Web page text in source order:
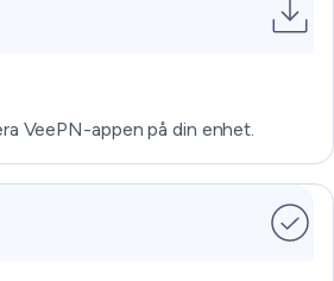
VeePN-appen på din enhet.